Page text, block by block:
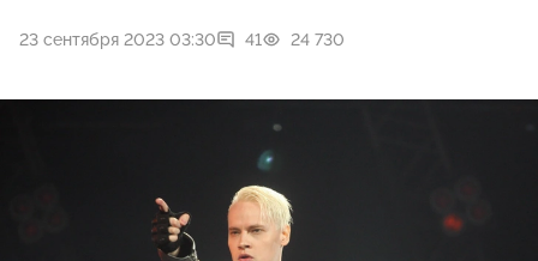
23 сентября 2023 03:30 41 24 730